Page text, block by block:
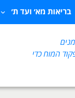
בריאות מא׳ ועד ת׳
המוח כדי